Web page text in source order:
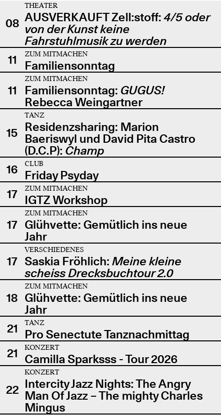
08
THEATER
AUSVERKAUFT Zell:stoff: 4/5 oder
von der Kunst keine
Fahrstuhlmusik zu werden
11
ZUM MITMACHEN
Familiensonntag
11
ZUM MITMACHEN
Familiensonntag: GUGUS!
Rebecca Weingartner
15
TANZ
Residenzsharing: Marion
Baeriswyl und David Pita Castro
(D.C.P): Champ
16
CLUB
Friday Psyday
17
ZUM MITMACHEN
IGTZ Workshop
17
ZUM MITMACHEN
Glühvette: Gemütlich ins neue
Jahr
17
VERSCHIEDENES
Saskia Fröhlich: Meine kleine
scheiss Drecksbuchtour 2.0
18
ZUM MITMACHEN
Glühvette: Gemütlich ins neue
Jahr
21
TANZ
Pro Senectute Tanznachmittag
21
KONZERT
Camilla Sparksss - Tour 2026
22
KONZERT
Intercity Jazz Nights: The Angry
Man Of Jazz – The mighty Charles
Mingus